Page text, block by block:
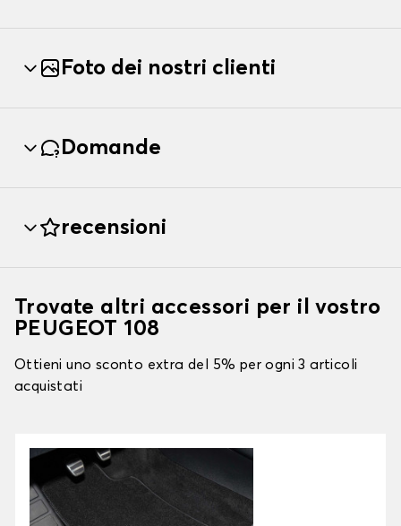
Foto dei nostri clienti
Domande
recensioni
Trovate altri accessori per il vostro
PEUGEOT 108
Ottieni uno sconto extra del 5% per ogni 3 articoli
acquistati